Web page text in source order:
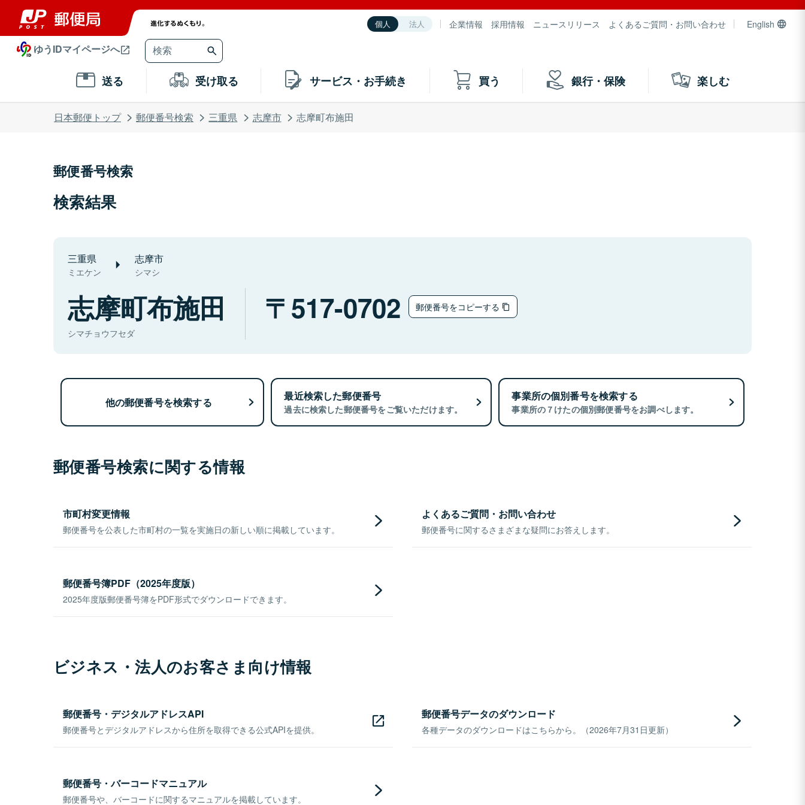
個人 法人 企業情報 採用情報 ニュースリリース よくあるご質問・お問い合わせ English
ゆうIDマイページへ
送る 受け取る サービス・お手続き 買う 銀行・保険 楽しむ
日本郵便トップ 郵便番号検索 三重県 志摩市 志摩町布施田
郵便番号検索
検索結果
三重県
ミエケン
志摩市
シマシ
志摩町布施田
シマチョウフセダ
517-0702 郵便番号をコピーする
他の郵便番号を検索する 最近検索した郵便番号
過去に検索した郵便番号をご覧いただけます。
事業所の個別番号を検索する
事業所の７けたの個別郵便番号をお調べします。
郵便番号検索に関する情報
市町村変更情報
郵便番号を公表した市町村の一覧を実施日の新しい順に掲載しています。
よくあるご質問・お問い合わせ
郵便番号に関するさまざまな疑問にお答えします。
郵便番号簿PDF（2025年度版）
2025年度版郵便番号簿をPDF形式でダウンロードできます。
ビジネス・法人のお客さま向け情報
郵便番号・デジタルアドレスAPI
郵便番号とデジタルアドレスから住所を取得できる公式APIを提供。
郵便番号データのダウンロード
各種データのダウンロードはこちらから。（2026年7月31日更新）
郵便番号・バーコードマニュアル
郵便番号や、バーコードに関するマニュアルを掲載しています。